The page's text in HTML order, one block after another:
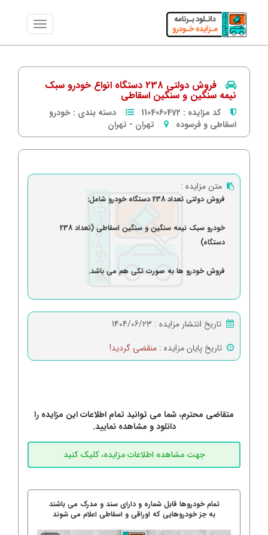
فروش دولتی 238 دستگاه انواع خودرو سبک
نیمه سنگین و سنگین اسقاطی
کد مزایده : 1104060472 دسته بندی : خودرو
اسقاطی و فرسوده
تهران - تهران
متن مزایده :
فروش دولتی تعداد 238 دستگاه خودرو شامل:
خودرو سبک نیمه سنگین و سنگین اسقاطی (تعداد 238
دستگاه)
فروش خودرو ها به صورت تکی هم می باشد.
تاریخ انتشار مزایده : 1404/06/23
تاریخ پایان مزایده : منقضی گردید!
متقاضی محترم، شما می توانید تمام اطلاعات این مزایده را
دانلود و مشاهده نمایید.
تمام خودروها قابل شماره و دارای سند و مدرک می باشند
به جز خودروهایی که اوراقی و اسقاطی اعلام می شوند